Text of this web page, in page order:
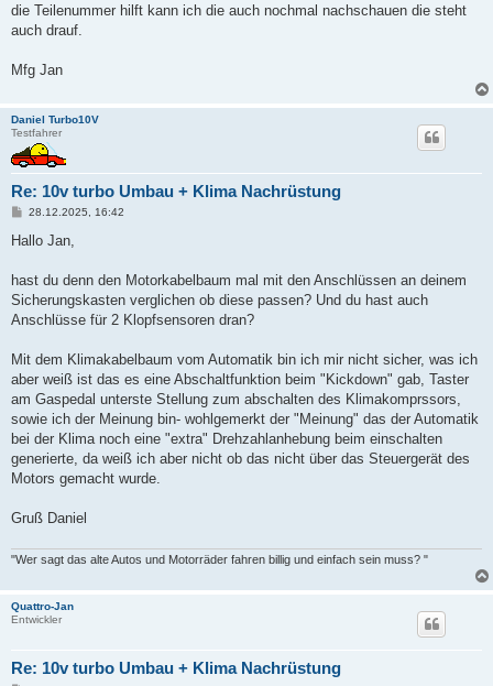
die Teilenummer hilft kann ich die auch nochmal nachschauen die steht
auch drauf.
Mfg Jan
Daniel Turbo10V
Testfahrer
Re: 10v turbo Umbau + Klima Nachrüstung
B
i
a
28.12.2025, 16:42
Hallo Jan,
hast du denn den Motorkabelbaum mal mit den Anschlüssen an deinem
Sicherungskasten verglichen ob diese passen? Und du hast auch
Anschlüsse für 2 Klopfsensoren dran?
Mit dem Klimakabelbaum vom Automatik bin ich mir nicht sicher, was ich
aber weiß ist das es eine Abschaltfunktion beim "Kickdown" gab, Taster
am Gaspedal unterste Stellung zum abschalten des Klimakomprssors,
sowie ich der Meinung bin- wohlgemerkt der "Meinung" das der Automatik
bei der Klima noch eine "extra" Drehzahlanhebung beim einschalten
generierte, da weiß ich aber nicht ob das nicht über das Steuergerät des
Motors gemacht wurde.
Gruß Daniel
"Wer sagt das alte Autos und Motorräder fahren billig und einfach sein muss? "
Quattro-Jan
Entwickler
Re: 10v turbo Umbau + Klima Nachrüstung